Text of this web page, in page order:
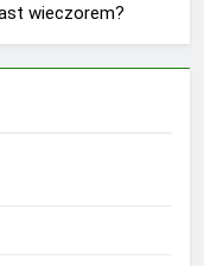
wieczorem?